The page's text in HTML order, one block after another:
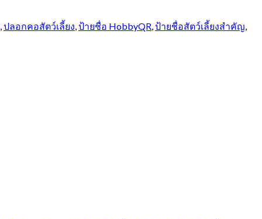
,ปลอกคอสัตว์เลี้ยง,ป้ายชื่อ HobbyQR,ป้ายชื่อสัตว์เลี้ยงสำคัญ,